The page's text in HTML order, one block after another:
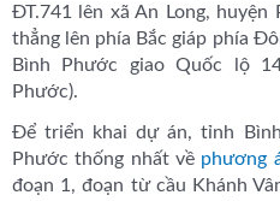
ĐT.741 lên xã An Long,
thẳng lên phía Bắc giáp phía
Bình Phước giao Quốc lộ
Phước).
Để triển khai dự án, tỉnh
Phước thống nhất về phương
đoạn 1, đoạn từ cầu Khánh